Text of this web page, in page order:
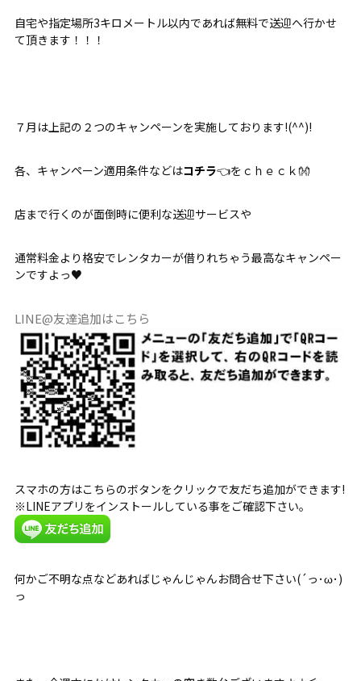
自宅や指定場所3キロメートル以内であれば無料で送迎へ行かせ
て頂きます！！！
７月は上記の２つのキャンペーンを実施しております!(^^)!
各、キャンペーン適用条件などはコチラ👈をｃｈｅｃｋ👐
店まで行くのが面倒時に便利な送迎サービスや
通常料金より格安でレンタカーが借りれちゃう最高なキャンペー
ンですよっ♥
LINE@友達追加はこちら
スマホの方はこちらのボタンをクリックで友だち追加ができます!
※LINEアプリをインストールしている事をご確認下さい。
何かご不明な点などあればじゃんじゃんお問合せ下さい(´っ･ω･)
っ